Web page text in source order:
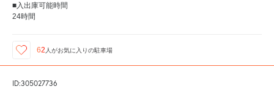
■入出庫可能時間
24時間
62 人がお気に入りの駐車場
ID:305027736